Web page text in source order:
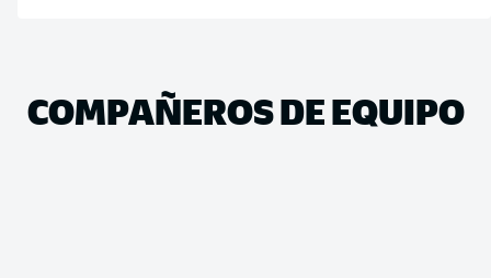
COMPAÑEROS DE EQUIPO